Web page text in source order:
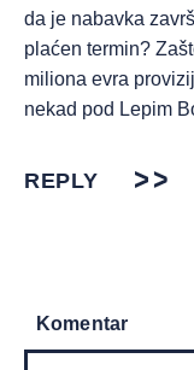
da je nabavka
plaćen termin?
miliona evra
nekad pod Lepim
REPLY
Komentar